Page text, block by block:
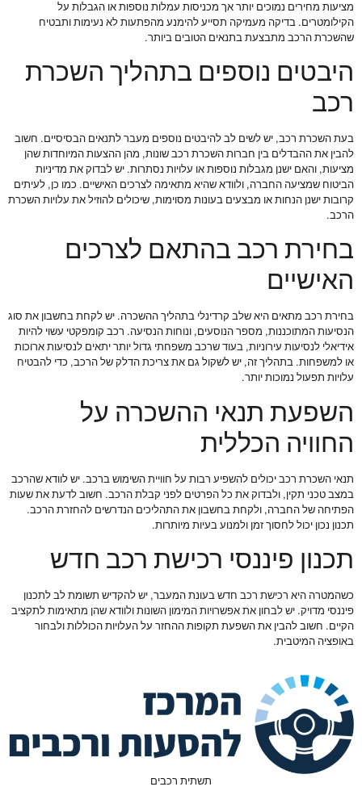
מציעות מחירים נמוכים יותר אך מכניסות עמלות נוספות או הגבלות על
הקילומטרים. בדיקה מעמיקה תסייע להימנע מהפתעות לא נעימות ותבטיח
שהשכרת הרכב מתבצעת בתנאים הטובים ביותר.
היבטים נוספים בתהליך השכרת
רכב
בעת השכרת רכב, יש לשים לב להיבטים נוספים מעבר לתנאים הבסיסיים. חשוב
להבין את ההבדלים בין חברות השכרת רכב שונות, מהן ההצעות המיוחדות שהן
מציעות, והאם ישנן מגבלות נוספות או עלויות נסתרות. יש לבדוק את מדיניות
הביטוח שמציעה החברה, ולוודא שהיא מתאימה לצרכים האישיים. כמו כן, לעיתים
קרובות ישנן הנחות או מבצעים בעונות מסוימות, שיכולים להוזיל את עלויות השכרת
הרכב.
בחירת רכב בהתאם לצרכים
האישיים
בחירת רכב מתאים היא שלב קרדינלי בתהליך ההשכרה. יש לקחת בחשבון את סוג
הנסיעות המתוכננות, מספר הנוסעים, ונוחות הנסיעה. רכב קומפקטי עשוי להיות
אידיאלי לנסיעות עירוניות, בעוד שרכב משפחתי גדול יותר יתאים לנסיעות ארוכות
או למשפחות. בתהליך זה, יש לשקול גם את צריכת הדלק של הרכב, כדי להבטיח
עלויות תפעול נמוכות יותר.
השפעת תנאי ההשכרה על
החוויה הכללית
תנאי השכרת רכב יכולים להשפיע רבות על חוויית השימוש ברכב. יש לוודא שהרכב
במצב טכני תקין, ולבדוק את כל הפרטים לפני קבלת הרכב. חשוב לדעת את שעות
הפתיחה של החברה, ולקחת בחשבון את התהליכים הנדרשים להחזרת הרכב.
תכנון נכון יכול לחסוך זמן ולמנוע בעיות מיותרות.
תכנון פיננסי רכישת רכב חדש
כשהמטרה היא רכישת רכב חדש בעונת המעבר, יש להקדיש תשומת לב לתכנון
פיננסי מדויק. יש לבחון את אפשרויות המימון השונות ולוודא שהן מתאימות לתקציב
הקיים. חשוב להבין את השפעת תקופות ההחזר על העלויות הכוללות ולבחור
באופציה המיטבית.
תשתית רכבים